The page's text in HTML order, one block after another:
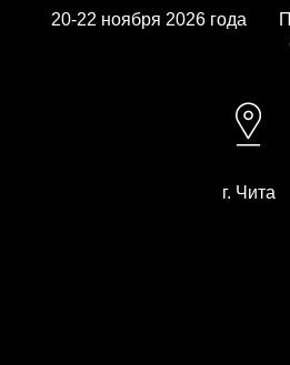
20-22 ноября 2026 года
г. Чита